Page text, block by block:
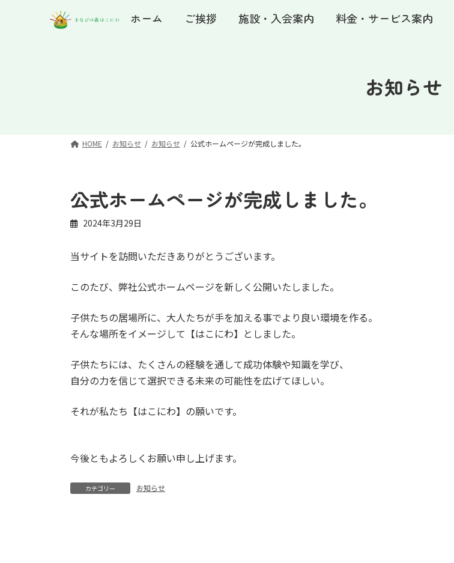
ホーム ご挨拶 施設・入会案内 料金・サービス案内
お知らせ
HOME お知らせ お知らせ 公式ホームページが完成しました。
公式ホームページが完成しました。
2024年3月29日
当サイトを訪問いただきありがとうございます。
このたび、弊社公式ホームページを新しく公開いたしました。
子供たちの居場所に、大人たちが手を加える事でより良い環境を作る。
そんな場所をイメージして【はこにわ】としました。
子供たちには、たくさんの経験を通して成功体験や知識を学び、
自分の力を信じて選択できる未来の可能性を広げてほしい。
それが私たち【はこにわ】の願いです。
今後ともよろしくお願い申し上げます。
カテゴリー お知らせ